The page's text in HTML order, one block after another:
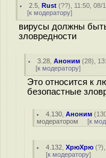
2.5 ,Rust (??), 11:50, 08/
[к модератору]
вирусы должны
зловредности
3.28 ,Аноним (28),
[к модератору]
Это относится к
безопастные
4.130 ,Аноним (
модератором [к
4.132 ,ХрюХрю (?
[к модератору]